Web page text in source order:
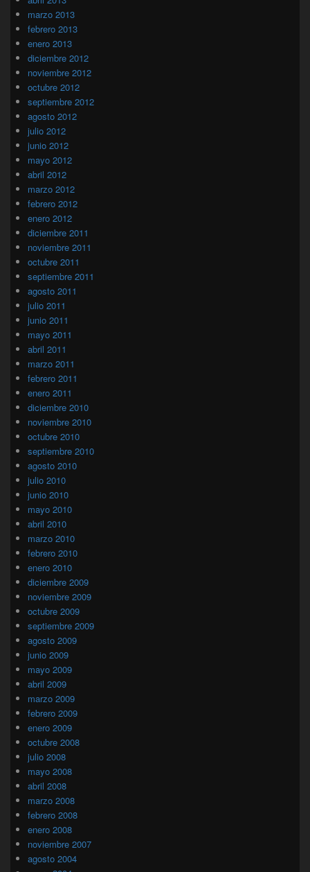
marzo 2013
febrero 2013
enero 2013
diciembre 2012
noviembre 2012
octubre 2012
septiembre 2012
agosto 2012
julio 2012
junio 2012
mayo 2012
abril 2012
marzo 2012
febrero 2012
enero 2012
diciembre 2011
noviembre 2011
octubre 2011
septiembre 2011
agosto 2011
julio 2011
junio 2011
mayo 2011
abril 2011
marzo 2011
febrero 2011
enero 2011
diciembre 2010
noviembre 2010
octubre 2010
septiembre 2010
agosto 2010
julio 2010
junio 2010
mayo 2010
abril 2010
marzo 2010
febrero 2010
enero 2010
diciembre 2009
noviembre 2009
octubre 2009
septiembre 2009
agosto 2009
junio 2009
mayo 2009
abril 2009
marzo 2009
febrero 2009
enero 2009
octubre 2008
julio 2008
mayo 2008
abril 2008
marzo 2008
febrero 2008
enero 2008
noviembre 2007
agosto 2004